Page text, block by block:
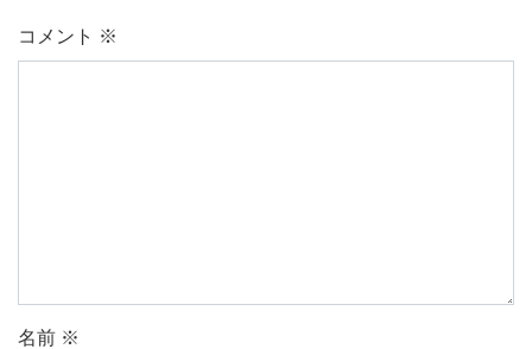
コメント ※
名前 ※